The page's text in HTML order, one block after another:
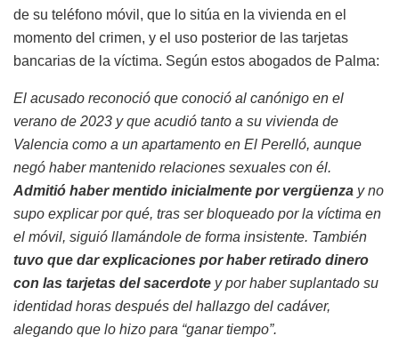
de su teléfono móvil, que lo sitúa en la vivienda en el
momento del crimen, y el uso posterior de las tarjetas
bancarias de la víctima. Según estos abogados de Palma:
El acusado reconoció que conoció al canónigo en el
verano de 2023 y que acudió tanto a su vivienda de
Valencia como a un apartamento en El Perelló, aunque
negó haber mantenido relaciones sexuales con él.
Admitió haber mentido inicialmente por vergüenza y no
supo explicar por qué, tras ser bloqueado por la víctima en
el móvil, siguió llamándole de forma insistente. También
tuvo que dar explicaciones por haber retirado dinero
con las tarjetas del sacerdote y por haber suplantado su
identidad horas después del hallazgo del cadáver,
alegando que lo hizo para “ganar tiempo”.